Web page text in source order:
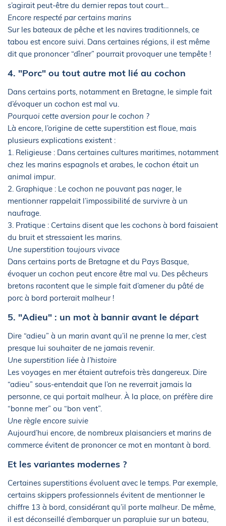
s’agirait peut-être du dernier repas tout court…
Encore respecté par certains marins
Sur les bateaux de pêche et les navires traditionnels, ce
tabou est encore suivi. Dans certaines régions, il est même
dit que prononcer “dîner” pourrait provoquer une tempête !
4. "Porc" ou tout autre mot lié au cochon
Dans certains ports, notamment en Bretagne, le simple fait
d’évoquer un cochon est mal vu.
Pourquoi cette aversion pour le cochon ?
Là encore, l’origine de cette superstition est floue, mais
plusieurs explications existent :
1. Religieuse : Dans certaines cultures maritimes, notamment
chez les marins espagnols et arabes, le cochon était un
animal impur.
2. Graphique : Le cochon ne pouvant pas nager, le
mentionner rappelait l’impossibilité de survivre à un
naufrage.
3. Pratique : Certains disent que les cochons à bord faisaient
du bruit et stressaient les marins.
Une superstition toujours vivace
Dans certains ports de Bretagne et du Pays Basque,
évoquer un cochon peut encore être mal vu. Des pêcheurs
bretons racontent que le simple fait d’amener du pâté de
porc à bord porterait malheur !
5. "Adieu" : un mot à bannir avant le départ
Dire “adieu” à un marin avant qu’il ne prenne la mer, c’est
presque lui souhaiter de ne jamais revenir.
Une superstition liée à l’histoire
Les voyages en mer étaient autrefois très dangereux. Dire
“adieu” sous-entendait que l’on ne reverrait jamais la
personne, ce qui portait malheur. À la place, on préfère dire
“bonne mer” ou “bon vent”.
Une règle encore suivie
Aujourd’hui encore, de nombreux plaisanciers et marins de
commerce évitent de prononcer ce mot en montant à bord.
Et les variantes modernes ?
Certaines superstitions évoluent avec le temps. Par exemple,
certains skippers professionnels évitent de mentionner le
chiffre 13 à bord, considérant qu’il porte malheur. De même,
il est déconseillé d’embarquer un parapluie sur un bateau,